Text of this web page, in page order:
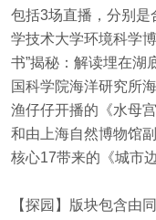
包括3场直播，分别
学技术大学环境科学
书”揭秘：解读埋在湖
国科学院海洋研究所
渔仔仔开播的《水母
和由上海自然博物馆
核心17带来的《城市
【探园】版块包含由